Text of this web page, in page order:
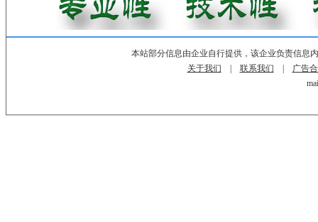
本站部分信息由企业自行提供，该企业负责信息
关于我们
联系我们
广告